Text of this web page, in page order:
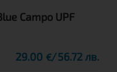
Campo UPF
29.00 € 56.72 лв.